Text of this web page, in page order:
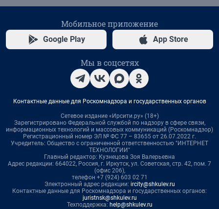
Мобильное приложение
Google Play App Store
Мы в соцсетях
Контактные данные для Роскомнадзора и государственных органов
Сетевое издание «Ирсити.ру» (18+)
Зарегистрировано Федеральной службой по надзору в сфере связи,
информационных технологий и массовых коммуникаций (Роскомнадзор)
Регистрационный номер ЭЛ № ФС 77 – 83655 от 26.07.2022 г.
Учредитель: Общество с ограниченной ответственностью "ИНТЕРНЕТ
ТЕХНОЛОГИИ"
Главный редактор: Кузнецова Зоя Валерьевна
Адрес редакции: 664022, Россия, г. Иркутск, ул. Советская, стр. 42, пом. 7
(офис 206),
телефон +7 (924) 603 02 71
Электронный адрес редакции: ircity@shkulev.ru
Контактные данные для Роскомнадзора и государственных органов:
juristnsk@shkulev.ru
Техподдержка: help@shkulev.ru